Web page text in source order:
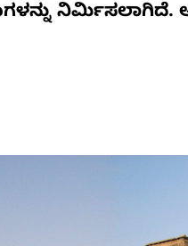
ನಿರ್ಮಿಸಲಾಗಿದೆ.